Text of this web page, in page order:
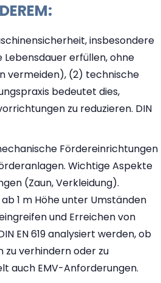
insbesondere
Lebensdauer erfüllen, ohne
vermeiden), (2) technische
bedeutet dies,
zu reduzieren. DIN
Fördereinrichtungen
Wichtige Aspekte
(Zaun, Verkleidung).
1 m Höhe unter Umständen
und Erreichen von
EN 619 analysiert werden, ob
zu verhindern oder zu
auch EMV-Anforderungen.